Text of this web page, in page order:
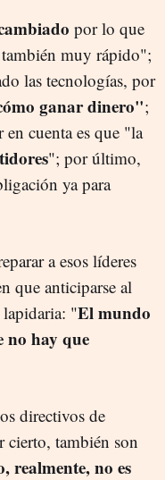
por lo que
muy rápido";
las tecnologías, por
ganar dinero";
cuenta es que "la
"; por último,
ya para
a esos líderes
que anticiparse al
"El mundo
no hay que
directivos de
cierto, también son
realmente, no es